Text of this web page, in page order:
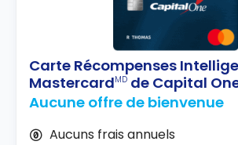
Carte Récompenses
MastercardMD de Capital
Aucune offre de bienvenue
Aucuns frais annuels